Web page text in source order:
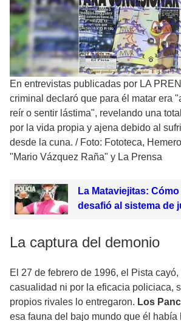
En entrevistas publicadas por LA
criminal declaró que para él matar era
reír o sentir lástima", revelando una
por la vida propia y ajena debido al
desde la cuna. / Foto: Fototeca,
"Mario Vázquez Raña" y La Prensa
La Mataviejitas:
desafió al sistema de
La captura del demonio
El 27 de febrero de 1996, el Pista
casualidad ni por la eficacia policiaca,
propios rivales lo entregaron. Los
esa fauna del bajo mundo que él había